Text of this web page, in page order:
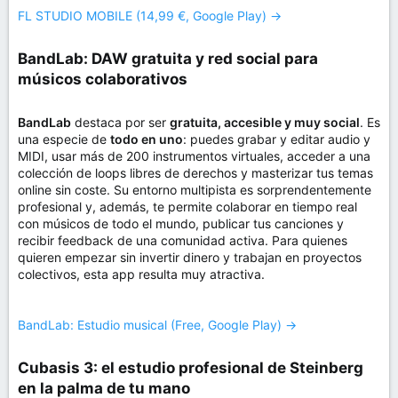
FL STUDIO MOBILE (14,99 €, Google Play) →
BandLab: DAW gratuita y red social para
músicos colaborativos​
BandLab destaca por ser gratuita, accesible y muy social. Es
una especie de todo en uno: puedes grabar y editar audio y
MIDI, usar más de 200 instrumentos virtuales, acceder a una
colección de loops libres de derechos y masterizar tus temas
online sin coste. Su entorno multipista es sorprendentemente
profesional y, además, te permite colaborar en tiempo real
con músicos de todo el mundo, publicar tus canciones y
recibir feedback de una comunidad activa. Para quienes
quieren empezar sin invertir dinero y trabajan en proyectos
colectivos, esta app resulta muy atractiva.
BandLab: Estudio musical (Free, Google Play) →
Cubasis 3: el estudio profesional de Steinberg
en la palma de tu mano​